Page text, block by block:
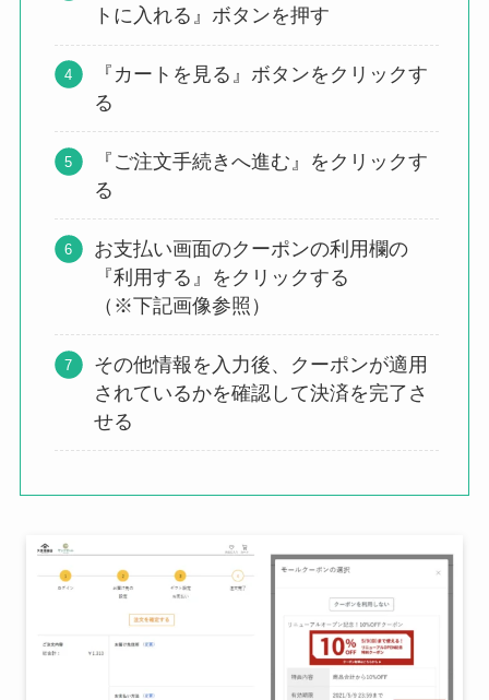
トに入れる』ボタンを押す
『カートを見る』ボタンをクリックす
る
『ご注文手続きへ進む』をクリックす
る
お支払い画面のクーポンの利用欄の
『利用する』をクリックする
（※下記画像参照）
その他情報を入力後、クーポンが適用
されているかを確認して決済を完了さ
せる